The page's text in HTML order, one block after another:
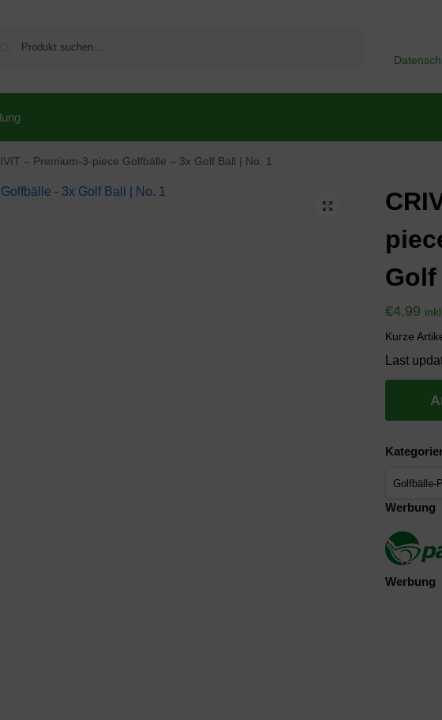
– Premium-3-piece Golfbälle – 3x Golf Ball | No. 1
Golf
€4,99
Kurze
Last
Werbung
Werbung